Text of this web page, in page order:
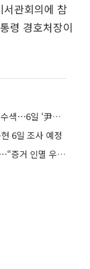
관회의에 참
령 경호처장이
해병특검, ‘이종섭 도피 의혹’ 박성재 압수수색⋯6일 ‘尹격노 회의 참석’ 김용현 조사
6일 조사 예정
법원, 김용현 전 장관 추가 구속영장 발부⋯“증거 인멸 우려”